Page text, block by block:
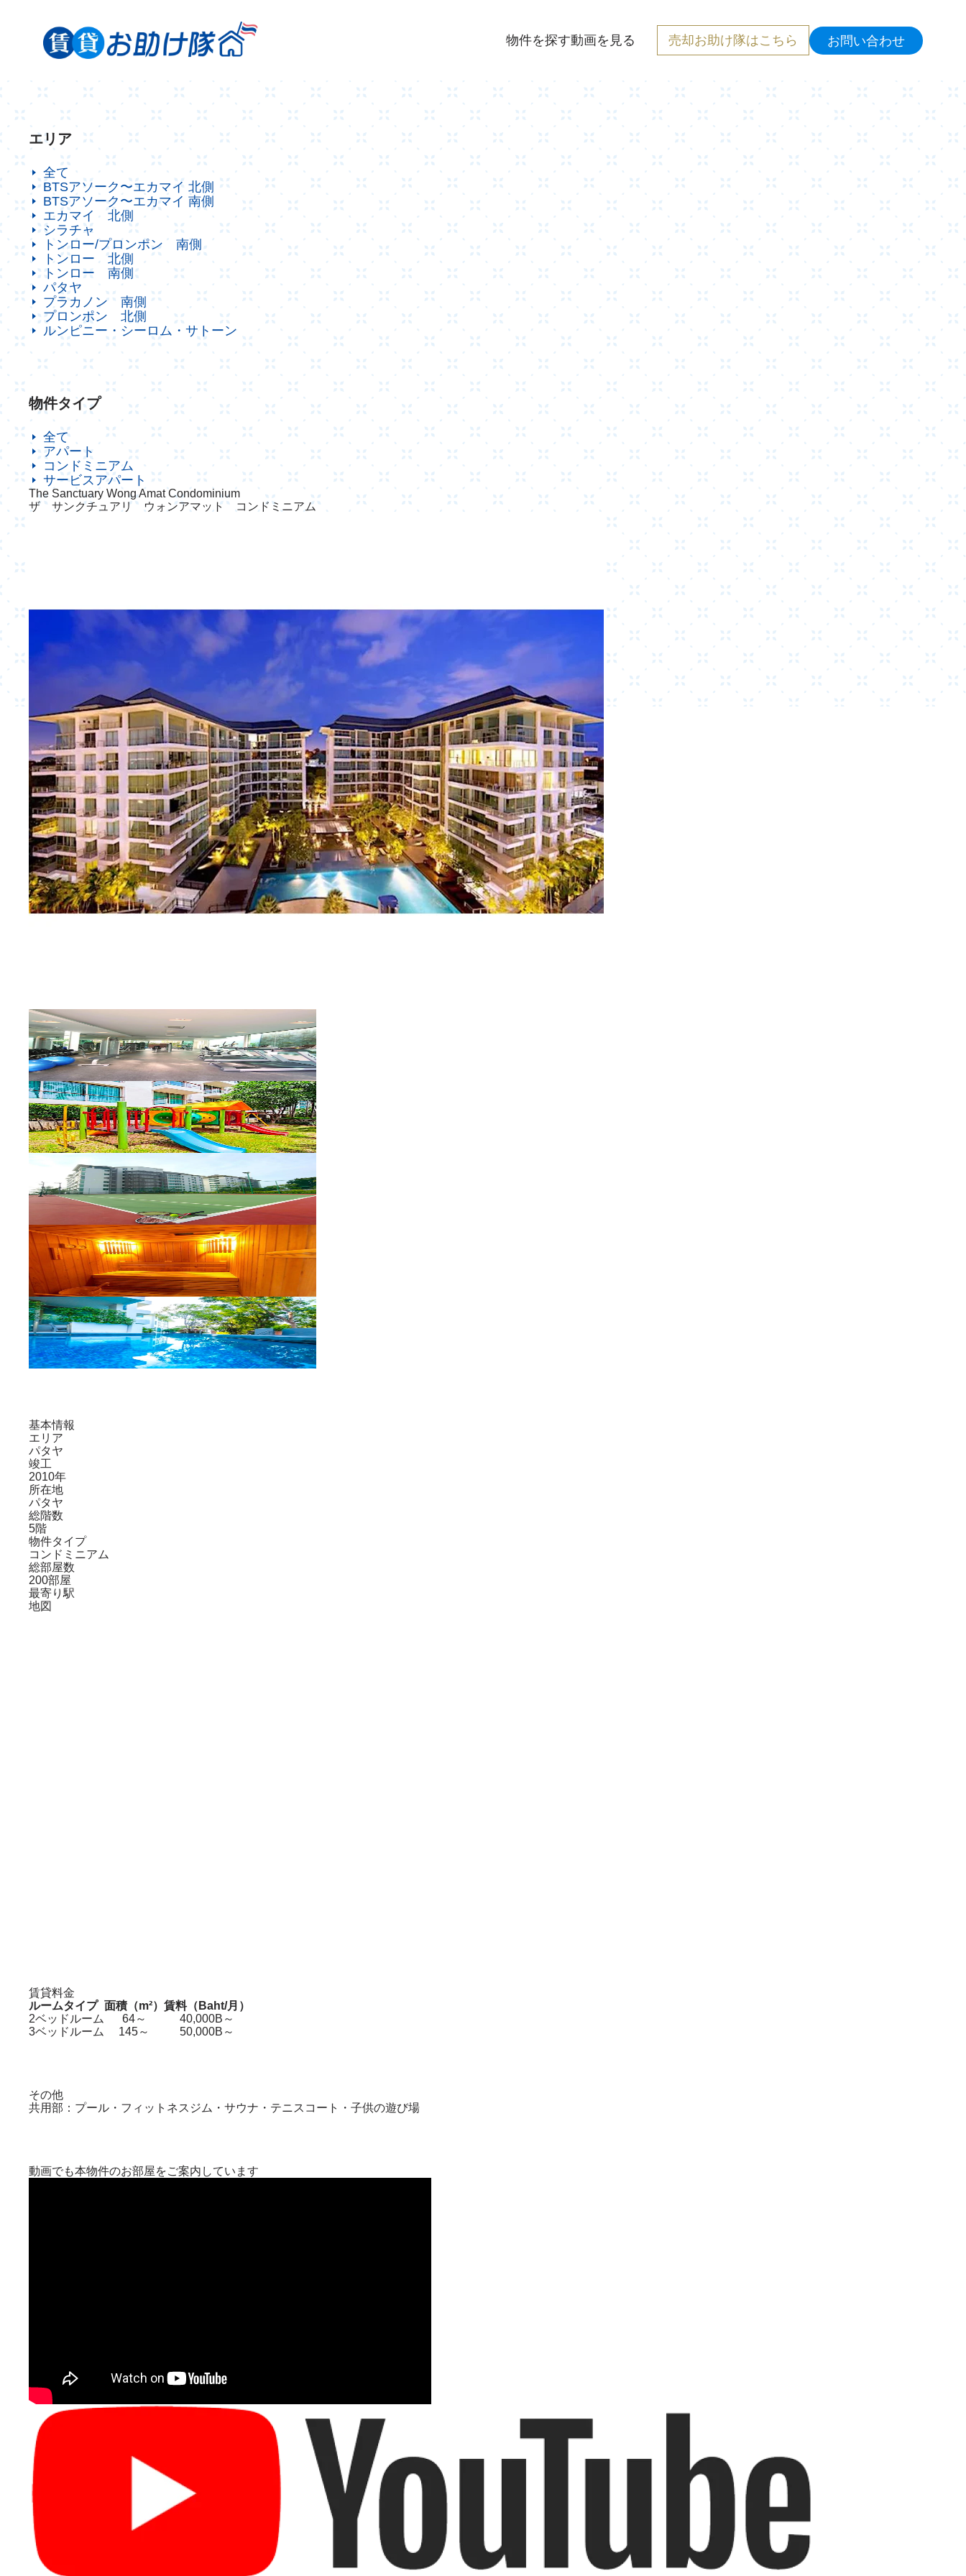
物件を探す動画を見る 売却お助け隊はこちら お問い合わせ
エリア
全て
BTSアソーク〜エカマイ 北側
BTSアソーク〜エカマイ 南側
エカマイ 北側
シラチャ
トンロー/プロンポン 南側
トンロー 北側
トンロー 南側
パタヤ
プラカノン 南側
プロンポン 北側
ルンピニー・シーロム・サトーン
物件タイプ
全て
アパート
コンドミニアム
サービスアパート
The Sanctuary Wong Amat Condominium
ザ サンクチュアリ ウォンアマット コンドミニアム
基本情報
エリア
パタヤ
竣工
2010年
所在地
パタヤ
総階数
5階
物件タイプ
コンドミニアム
総部屋数
200部屋
最寄り駅
地図
賃貸料金
ルームタイプ 面積（m²） 賃料（Baht/月）
2ベッドルーム
64～
40,000B～
3ベッドルーム
145～ 50,000B～
その他
共用部：プール・フィットネスジム・サウナ・テニスコート・子供の遊び場
動画でも本物件のお部屋をご案内しています